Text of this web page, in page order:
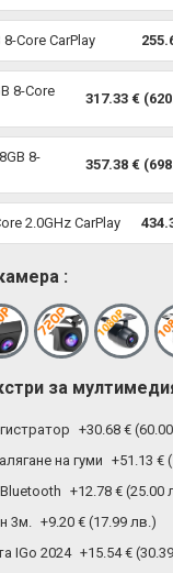
Core CarPlay
8-Core
317.33 €
8-
357.38 €
2.0GHz CarPlay
:
за
+30.68 €
на гуми +51.13 €
+12.78 € (25.00
3м.
+9.20 € (17.99 лв.)
IGo 2024 +15.54 €